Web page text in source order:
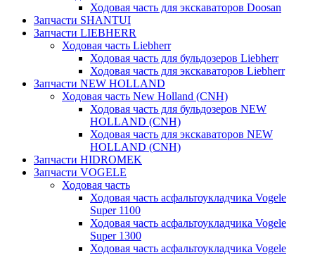
Ходовая часть для экскаваторов Doosan
Запчасти SHANTUI
Запчасти LIEBHERR
Ходовая часть Liebherr
Ходовая часть для бульдозеров Liebherr
Ходовая часть для экскаваторов Liebherr
Запчасти NEW HOLLAND
Ходовая часть New Holland (CNH)
Ходовая часть для бульдозеров NEW
HOLLAND (CNH)
Ходовая часть для экскаваторов NEW
HOLLAND (CNH)
Запчасти HIDROMEK
Запчасти VOGELE
Ходовая часть
Ходовая часть асфальтоукладчика Vogele
Super 1100
Ходовая часть асфальтоукладчика Vogele
Super 1300
Ходовая часть асфальтоукладчика Vogele